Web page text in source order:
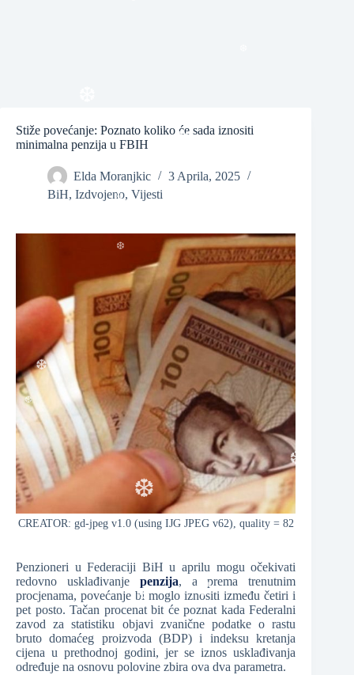
Stiže povećanje: Poznato koliko će sada iznositi
minimalna penzija u FBIH
Elda Moranjkic
3 Aprila, 2025
BiH, Izdvojeno, Vijesti
CREATOR: gd-jpeg v1.0 (using IJG JPEG v62), quality = 82
Penzioneri u Federaciji BiH u aprilu mogu očekivati
redovno usklađivanje penzija, a prema trenutnim
procjenama, povećanje bi moglo iznositi između četiri i
pet posto. Tačan procenat bit će poznat kada Federalni
zavod za statistiku objavi zvanične podatke o rastu
bruto domaćeg proizvoda (BDP) i indeksu kretanja
cijena u prethodnoj godini, jer se iznos usklađivanja
određuje na osnovu polovine zbira ova dva parametra.
❆ ❆
❆
❆
❆
❆
❆